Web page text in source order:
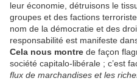
leur économie, détruisons le
groupes et des factions
nom de la démocratie et des
responsabilité est manifeste
Cela nous montre de façon
société capitalo-libérale ; c’est
flux de marchandises et les